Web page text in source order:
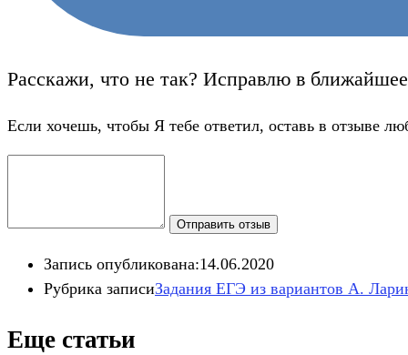
Расскажи, что не так? Исправлю в
Если хочешь, чтобы Я тебе ответил, оставь в отзыве
Отправить отзыв
Запись опубликована:14.06.2020
Рубрика записиЗадания ЕГЭ из вариантов А.
Еще статьи